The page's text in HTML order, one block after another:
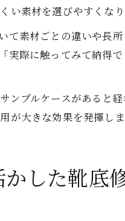
い素材を選びやすくなり
て素材ごとの違いや長
実際に触ってみて納得
ンプルケースがあると
が大きな効果を発揮しま
した靴底